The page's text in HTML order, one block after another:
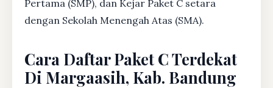
Pertama (SMP), dan Kejar Paket C setara
dengan Sekolah Menengah Atas (SMA).
Cara Daftar Paket C Terdekat
Di Margaasih, Kab. Bandung